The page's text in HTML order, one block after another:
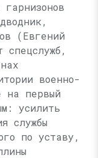
(Евгений
спецслужб,
военно-
на первый
усилить
службы
по уставу,